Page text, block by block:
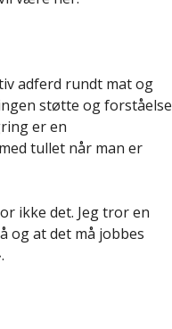
adferd rundt mat og
støtte og forståelse
er en
tullet når man er
ikke det. Jeg tror en
og at det må jobbes